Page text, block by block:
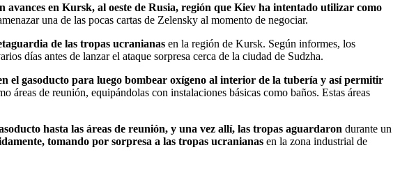
en Kursk, al oeste de Rusia, región que Kiev ha intentado utilizar como
una de las pocas cartas de Zelensky al momento de negociar.
de las tropas ucranianas en la región de Kursk. Según informes, los
días antes de lanzar el ataque sorpresa cerca de la ciudad de Sudzha.
el gasoducto para luego bombear oxígeno al interior de la tubería y así permitir
de reunión, equipándolas con instalaciones básicas como baños. Estas áreas
hasta las áreas de reunión, y una vez allí, las tropas aguardaron durante un
tomando por sorpresa a las tropas ucranianas en la zona industrial de